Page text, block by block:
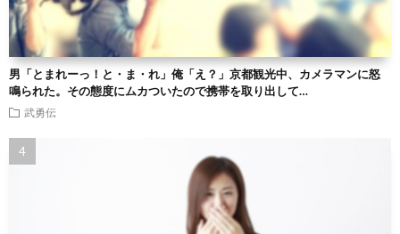
男「とまれーっ！と・ま・れ」俺「え？」京都観光中、カメラマンに怒
鳴られた。その態度にムカついたので携帯を取り出して…
武勇伝